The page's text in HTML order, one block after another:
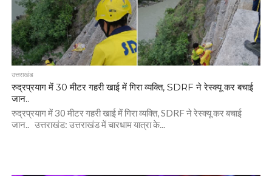
उत्तराखंड
रुद्रप्रयाग में 30 मीटर गहरी खाई में गिरा व्यक्ति, SDRF ने रेस्क्यू कर बचाई
जान..
रुद्रप्रयाग में 30 मीटर गहरी खाई में गिरा व्यक्ति, SDRF ने रेस्क्यू कर बचाई
जान.. उत्तराखंड: उत्तराखंड में चारधाम यात्रा के...